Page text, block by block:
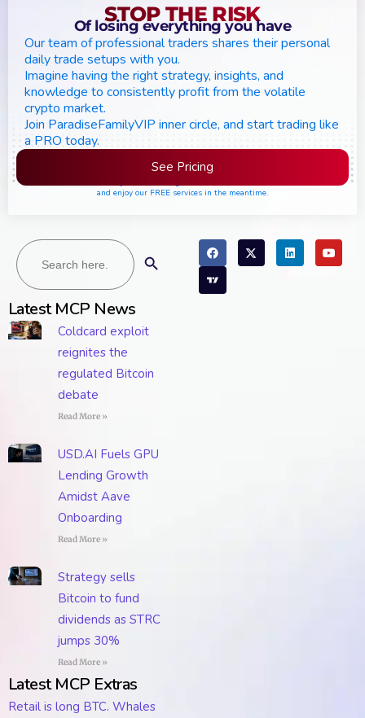
Search
for:
Latest MCP News
Coldcard exploit
reignites the
regulated Bitcoin
debate
Read More »
USD.AI Fuels GPU
Lending Growth
Amidst Aave
Onboarding
Read More »
Strategy sells
Bitcoin to fund
dividends as STRC
jumps 30%
Read More »
Latest MCP Extras
Retail is long BTC. Whales
STOP THE RISK
Of losing everything you have
Our team of professional traders shares their personal
daily trade setups with you.
Imagine having the right strategy, insights, and
knowledge to consistently profit from the volatile
crypto market.
Join ParadiseFamilyVIP inner circle, and start trading like
a PRO today.
See Pricing
and enjoy our FREE services in the meantime.